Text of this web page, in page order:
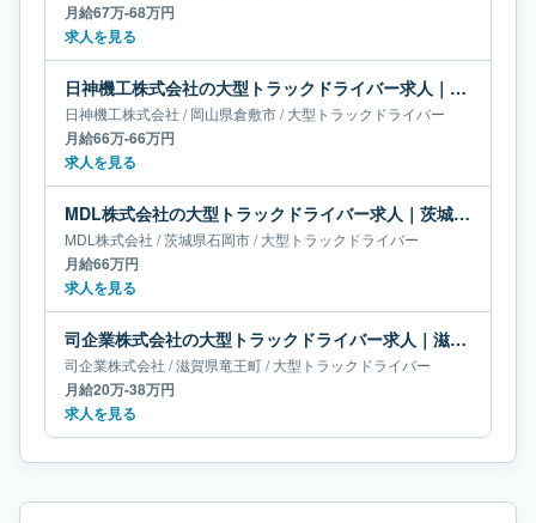
月給67万-68万円
求人を見る
日神機工株式会社の大型トラックドライバー求人｜岡山県倉敷市｜月給66万-66万円
日神機工株式会社 /岡山県倉敷市/大型トラックドライバー
月給66万-66万円
求人を見る
MDL株式会社の大型トラックドライバー求人｜茨城県石岡市｜月給66万円
MDL株式会社 /茨城県石岡市/大型トラックドライバー
月給66万円
求人を見る
司企業株式会社の大型トラックドライバー求人｜滋賀県竜王町｜月給20万-38万円
司企業株式会社 /滋賀県竜王町/大型トラックドライバー
月給20万-38万円
求人を見る